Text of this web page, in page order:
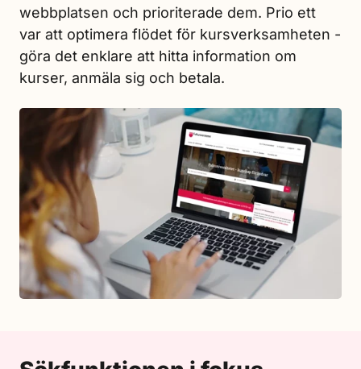
webbplatsen och prioriterade dem. Prio ett
var att optimera flödet för kursverksamheten -
göra det enklare att hitta information om
kurser, anmäla sig och betala.